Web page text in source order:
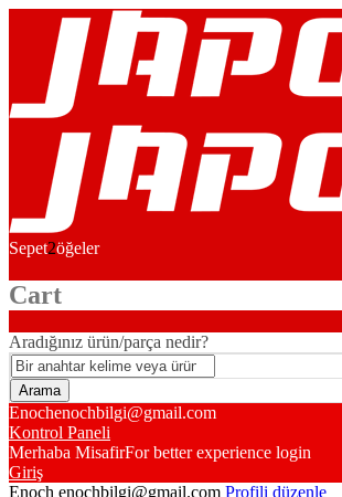
Sepet2öğeler
Cart
Aradığınız ürün/parça nedir?
Enochenochbilgi@gmail.com
Kontrol Paneli
Merhaba MisafirFor better experience login
Giriş
Enoch enochbilgi@gmail.com Profili düzenle